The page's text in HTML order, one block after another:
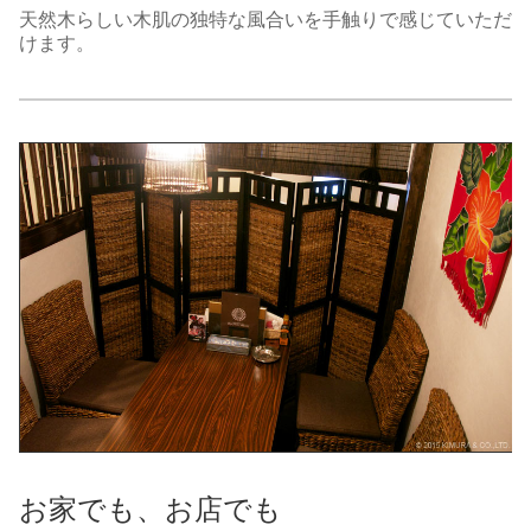
天然木らしい木肌の独特な風合いを手触りで感じていただ
けます。
お家でも、お店でも